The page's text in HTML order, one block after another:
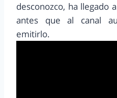
desconozco, ha llegado
antes que al canal
emitirlo.